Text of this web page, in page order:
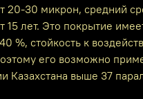
20-30 микрон, средний
15 лет. Это покрытие
%, стойкость к
его возможно
Казахстана выше 37